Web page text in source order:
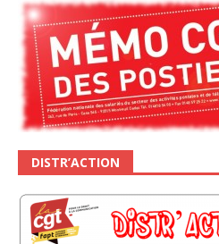
DISTR’ACTION